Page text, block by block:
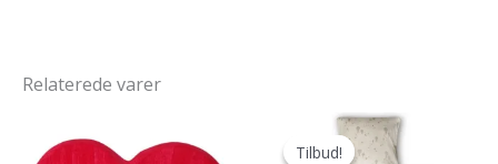
Relaterede varer
Tilbud!
Tilbud!